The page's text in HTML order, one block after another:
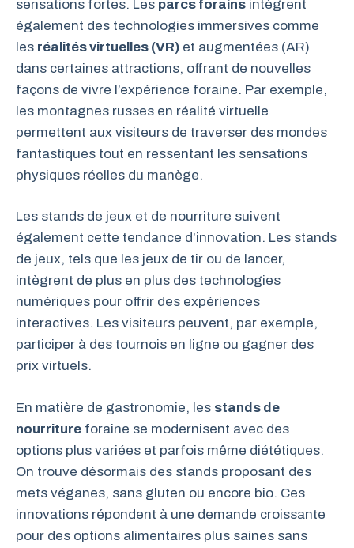
sensations fortes. Les parcs forains intègrent
également des technologies immersives comme
les réalités virtuelles (VR) et augmentées (AR)
dans certaines attractions, offrant de nouvelles
façons de vivre l’expérience foraine. Par exemple,
les montagnes russes en réalité virtuelle
permettent aux visiteurs de traverser des mondes
fantastiques tout en ressentant les sensations
physiques réelles du manège.
Les stands de jeux et de nourriture suivent
également cette tendance d’innovation. Les stands
de jeux, tels que les jeux de tir ou de lancer,
intègrent de plus en plus des technologies
numériques pour offrir des expériences
interactives. Les visiteurs peuvent, par exemple,
participer à des tournois en ligne ou gagner des
prix virtuels.
En matière de gastronomie, les stands de
nourriture foraine se modernisent avec des
options plus variées et parfois même diététiques.
On trouve désormais des stands proposant des
mets véganes, sans gluten ou encore bio. Ces
innovations répondent à une demande croissante
pour des options alimentaires plus saines sans